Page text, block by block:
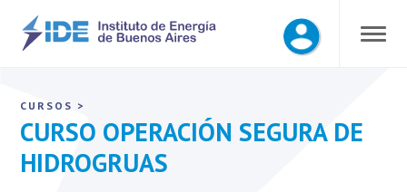
CURSOS >
CURSO OPERACIÓN SEGURA DE
HIDROGRUAS